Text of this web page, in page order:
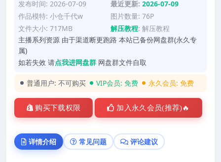
发布时间: 2026-07-09
最近更新: 2026-07-09
作品模特: 小仓千代w
图片数量: 76P
文件大小: 717MB
解压教程: 解压教程
主播系列资源 由于渠道断更跑路 本站已备份网盘群(永久专
属)
如若失效 请点我进网盘群 网盘群文件自取
普通用户: 不可购买 VIP会员: 免费 永久会员: 免费
购买下载权限 加入永久会员(推荐)🔥
详情介绍 常见问题 评论建议